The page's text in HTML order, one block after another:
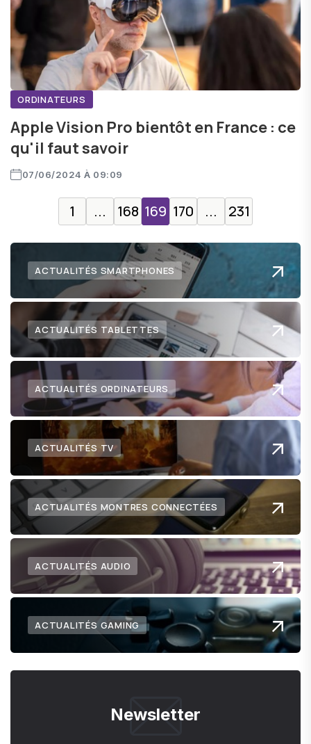
ORDINATEURS
Apple Vision Pro bientôt en France : ce
qu'il faut savoir
07/06/2024 À 09:09
1 ... 168 169 170 ... 231
ACTUALITÉS SMARTPHONES
ACTUALITÉS TABLETTES
ACTUALITÉS ORDINATEURS
ACTUALITÉS TV
ACTUALITÉS MONTRES CONNECTÉES
ACTUALITÉS AUDIO
ACTUALITÉS GAMING
Newsletter